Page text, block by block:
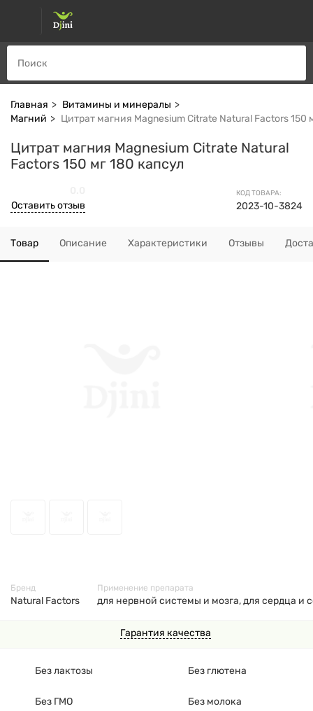
Главная
Витамины и минералы
Магний
Цитрат магния Magnesium Citrate Natural Factors 150
Цитрат магния Magnesium Citrate Natural
Factors 150 мг 180 капсул
КОД ТОВАРА:
2023-10-3824
Оставить отзыв
Товар Описание Характеристики Отзывы
Гарантия качества
Без лактозы Без глютена
Без ГМО Без молока
Бренд
Natural Factors
Применение препарата
для нервной системы и мозга, для сердца и